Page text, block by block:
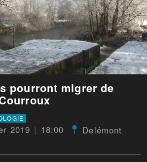
pourront migrer de
2019 18:00
Delémont